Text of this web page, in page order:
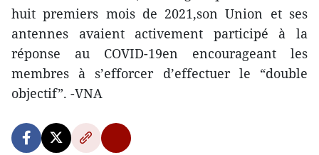
huit premiers mois de 2021,son Union et ses
antennes avaient activement participé à la
réponse au COVID-19en encourageant les
membres à s’efforcer d’effectuer le “double
objectif”. -VNA